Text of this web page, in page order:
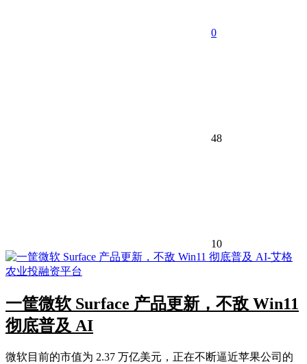
0
48
10
一筐微软 Surface 产品更新，不敌 Win11
彻底普及 AI
微软目前的市值为 2.37 万亿美元，正在不断逼近苹果公司的